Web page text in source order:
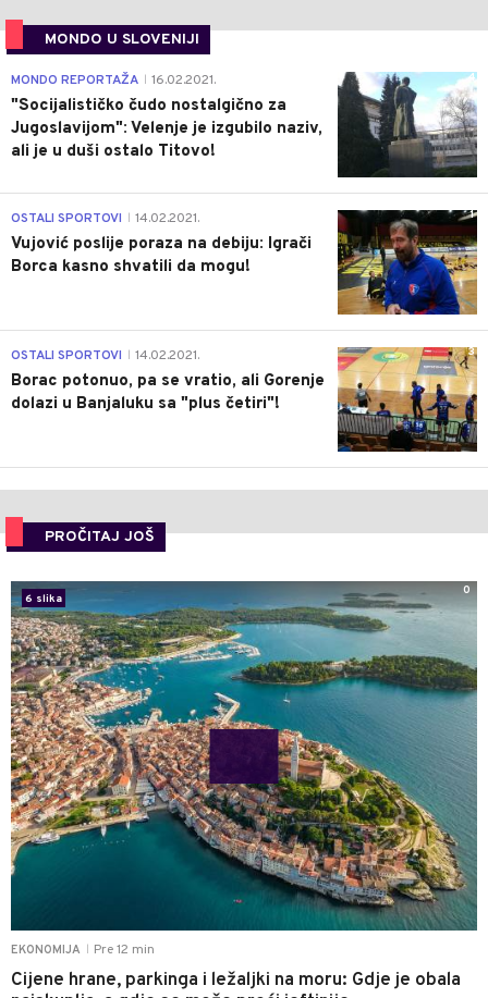
MONDO U SLOVENIJI
4
MONDO REPORTAŽA 16.02.2021.
"Socijalističko čudo nostalgično za
Jugoslavijom": Velenje je izgubilo naziv,
ali je u duši ostalo Titovo!
1
OSTALI SPORTOVI 14.02.2021.
Vujović poslije poraza na debiju: Igrači
Borca kasno shvatili da mogu!
3
OSTALI SPORTOVI 14.02.2021.
Borac potonuo, pa se vratio, ali Gorenje
dolazi u Banjaluku sa "plus četiri"!
PROČITAJ JOŠ
EKONOMIJA Pre 12 min
Cijene hrane, parkinga i ležaljki na moru: Gdje je obala
6 slika
0